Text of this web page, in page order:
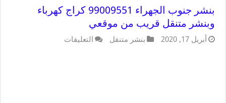
بنشر جنوب الجهراء 99009551 كراج كهرباء
وبنشر متنقل قريب من موقعي
أبريل 17, 2020 بنشر متنقل التعليقات